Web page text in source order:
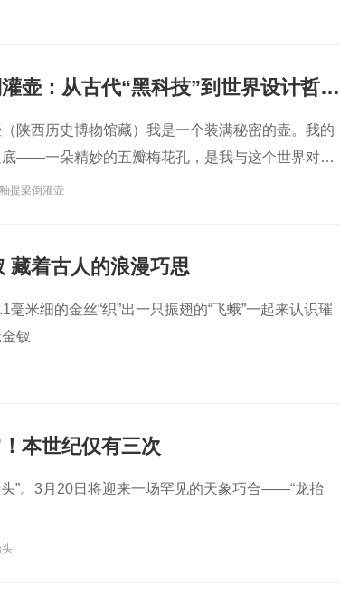
耀州窑青釉提梁倒灌壶：从古代“黑科技”到世界设计哲学，一壶通联的匠心宇宙
陕西历史博物馆藏）我是一个装满秘密的壶。我的
——一朵精妙的五瓣梅花孔，是我与这个世界对话
提梁倒灌壶
藏着古人的浪漫巧思
毫米细的金丝“织”出一只振翅的“飞蛾”一起来认识璀
钗
本世纪仅有三次
头”。3月20日将迎来一场罕见的天象巧合——“龙抬